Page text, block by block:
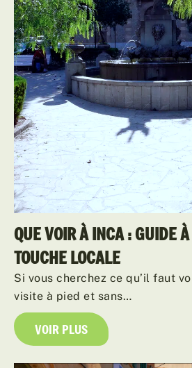
QUE VOIR À INCA : GUIDE
TOUCHE LOCALE
Si vous cherchez ce qu’il faut
visite à pied et sans…
VOIR PLUS